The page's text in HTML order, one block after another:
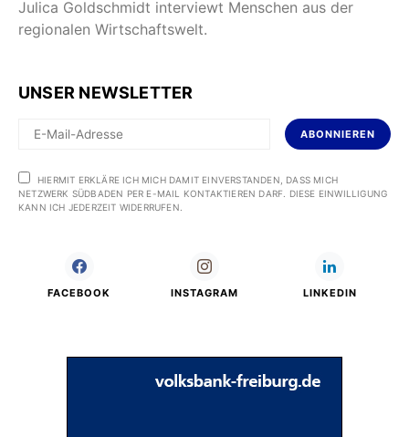
Julica Goldschmidt interviewt Menschen aus der
regionalen Wirtschaftswelt.
UNSER NEWSLETTER
ABONNIEREN
HIERMIT ERKLÄRE ICH MICH DAMIT EINVERSTANDEN, DASS MICH
NETZWERK SÜDBADEN PER E-MAIL KONTAKTIEREN DARF. DIESE EINWILLIGUNG
KANN ICH JEDERZEIT WIDERRUFEN.
FACEBOOK INSTAGRAM LINKEDIN